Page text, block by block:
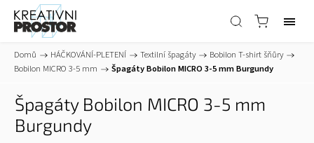
Domů / HÁČKOVÁNÍ-PLETENÍ / Textilní špagáty / Bobilon T-shirt šňůry /
Bobilon MICRO 3-5 mm / Špagáty Bobilon MICRO 3-5 mm Burgundy
Špagáty Bobilon MICRO 3-5 mm
Burgundy